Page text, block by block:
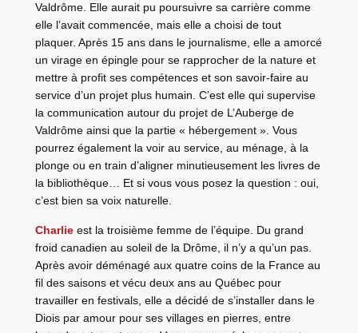
Valdrôme. Elle aurait pu poursuivre sa carrière comme
elle l’avait commencée, mais elle a choisi de tout
plaquer. Après 15 ans dans le journalisme, elle a amorcé
un virage en épingle pour se rapprocher de la nature et
mettre à profit ses compétences et son savoir-faire au
service d’un projet plus humain. C’est elle qui supervise
la communication autour du projet de L’Auberge de
Valdrôme ainsi que la partie « hébergement ». Vous
pourrez également la voir au service, au ménage, à la
plonge ou en train d’aligner minutieusement les livres de
la bibliothèque… Et si vous vous posez la question : oui,
c’est bien sa voix naturelle.
Charlieest la troisième femme de l’équipe. Du grand
froid canadien au soleil de la Drôme, il n’y a qu’un pas.
Après avoir déménagé aux quatre coins de la France au
fil des saisons et vécu deux ans au Québec pour
travailler en festivals, elle a décidé de s’installer dans le
Diois par amour pour ses villages en pierres, entre